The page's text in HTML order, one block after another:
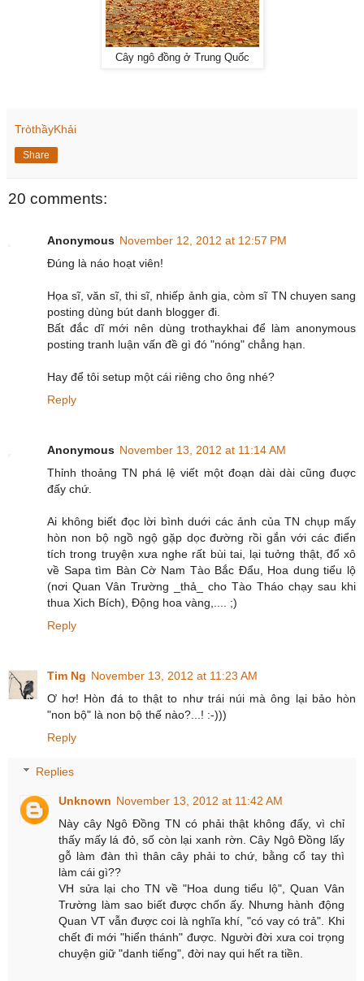
Cây ngô đồng ở Trung Quốc
TròthầyKhải
Share
20 comments:
Anonymous November 12, 2012 at 12:57 PM
Đúng là náo hoạt viên!
Họa sĩ, văn sĩ, thi sĩ, nhiếp ảnh gia, còm sĩ TN chuyen sang
posting dùng bút danh blogger đi.
Bất đắc dĩ mới nên dùng trothaykhai để làm anonymous
posting tranh luận vấn đề gì đó "nóng" chẳng hạn.
Hay để tôi setup một cái riêng cho ông nhé?
Reply
Anonymous November 13, 2012 at 11:14 AM
Thỉnh thoảng TN phá lệ viết một đoạn dài dài cũng đuợc
đấy chứ.
Ai không biết đọc lời bình duới các ảnh của TN chụp mấy
hòn non bộ ngồ ngộ gặp dọc đường rồi gắn với các điển
tích trong truyện xưa nghe rất bùi tai, lại tuởng thật, đổ xô
về Sapa tìm Bàn Cờ Nam Tào Bắc Đẩu, Hoa dung tiểu lộ
(nơi Quan Vân Trường _thả_ cho Tào Tháo chạy sau khi
thua Xich Bích), Động hoa vàng,.... ;)
Reply
Tim Ng November 13, 2012 at 11:23 AM
Ơ hơ! Hòn đá to thật to như trái núi mà ông lại bảo hòn
"non bộ" là non bộ thế nào?...! :-)))
Reply
Replies
Unknown November 13, 2012 at 11:42 AM
Này cây Ngô Đồng TN có phải thật không đấy, vì chỉ
thấy mấy lá đỏ, số còn lại xanh rờn. Cây Ngô Đồng lấy
gỗ làm đàn thì thân cây phải to chứ, bằng cổ tay thì
làm cái gì??
VH sửa lại cho TN về "Hoa dung tiểu lộ", Quan Vân
Trường làm sao biết được chốn ấy. Nhưng hành động
Quan VT vẫn được coi là nghĩa khí, "có vay có trả". Khi
chết đi mới "hiển thánh" được. Người đời xưa coi trọng
chuyện giữ "danh tiếng", đời nay qui hết ra tiền.